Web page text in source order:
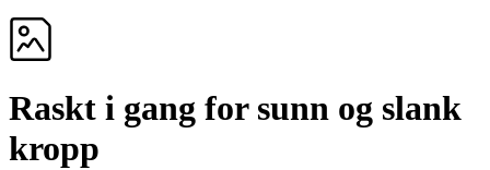
Raskt i gang for sunn og slank
kropp